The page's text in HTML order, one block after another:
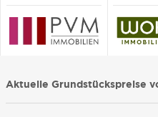
Aktuelle Grundstückspreise